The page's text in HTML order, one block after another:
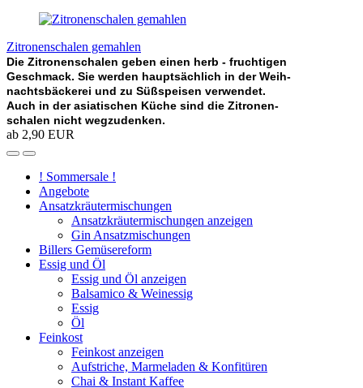
Zitronenschalen gemahlen
Die Zitronenschalen geben einen herb - fruchtigen
Geschmack. Sie werden hauptsächlich in der Weih-
nachtsbäckerei und zu Süßspeisen verwendet.
Auch in der asiatischen Küche sind die Zitronen-
schalen nicht wegzudenken.
ab 2,90 EUR
! Sommersale !
Angebote
Ansatzkräutermischungen
Ansatzkräutermischungen anzeigen
Gin Ansatzmischungen
Billers Gemüsereform
Essig und Öl
Essig und Öl anzeigen
Balsamico & Weinessig
Essig
Öl
Feinkost
Feinkost anzeigen
Aufstriche, Marmeladen & Konfitüren
Chai & Instant Kaffee